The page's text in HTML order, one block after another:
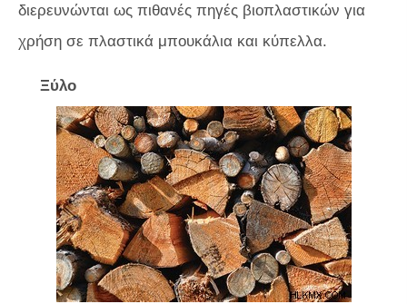
διερευνώνται ως πιθανές πηγές βιοπλαστικών για
χρήση σε πλαστικά μπουκάλια και κύπελλα.
Ξύλο